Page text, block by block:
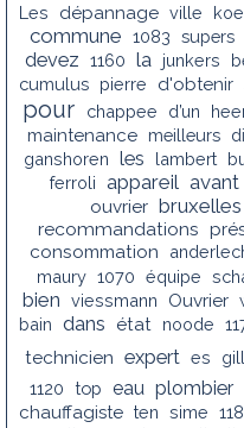
Les dépannage ville
commune 1083 supers
devez 1160 la junkers
cumulus pierre d'obtenir
pour chappee d’un
maintenance meilleurs
ganshoren les lambert
ferroli appareil avant
ouvrier bruxelles
recommandations
consommation
maury 1070 équipe
bien viessmann Ouvrier
bain dans état noode
technicien expert es
1120 top eau plombier
chauffagiste ten sime